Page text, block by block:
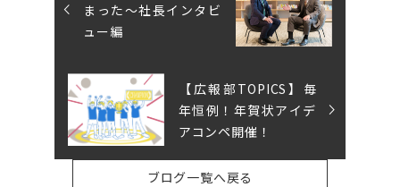
まった〜社長インタビ
ュー編
【広報部TOPICS】毎
年恒例！年賀状アイデ
アコンペ開催！
ブログ一覧へ戻る